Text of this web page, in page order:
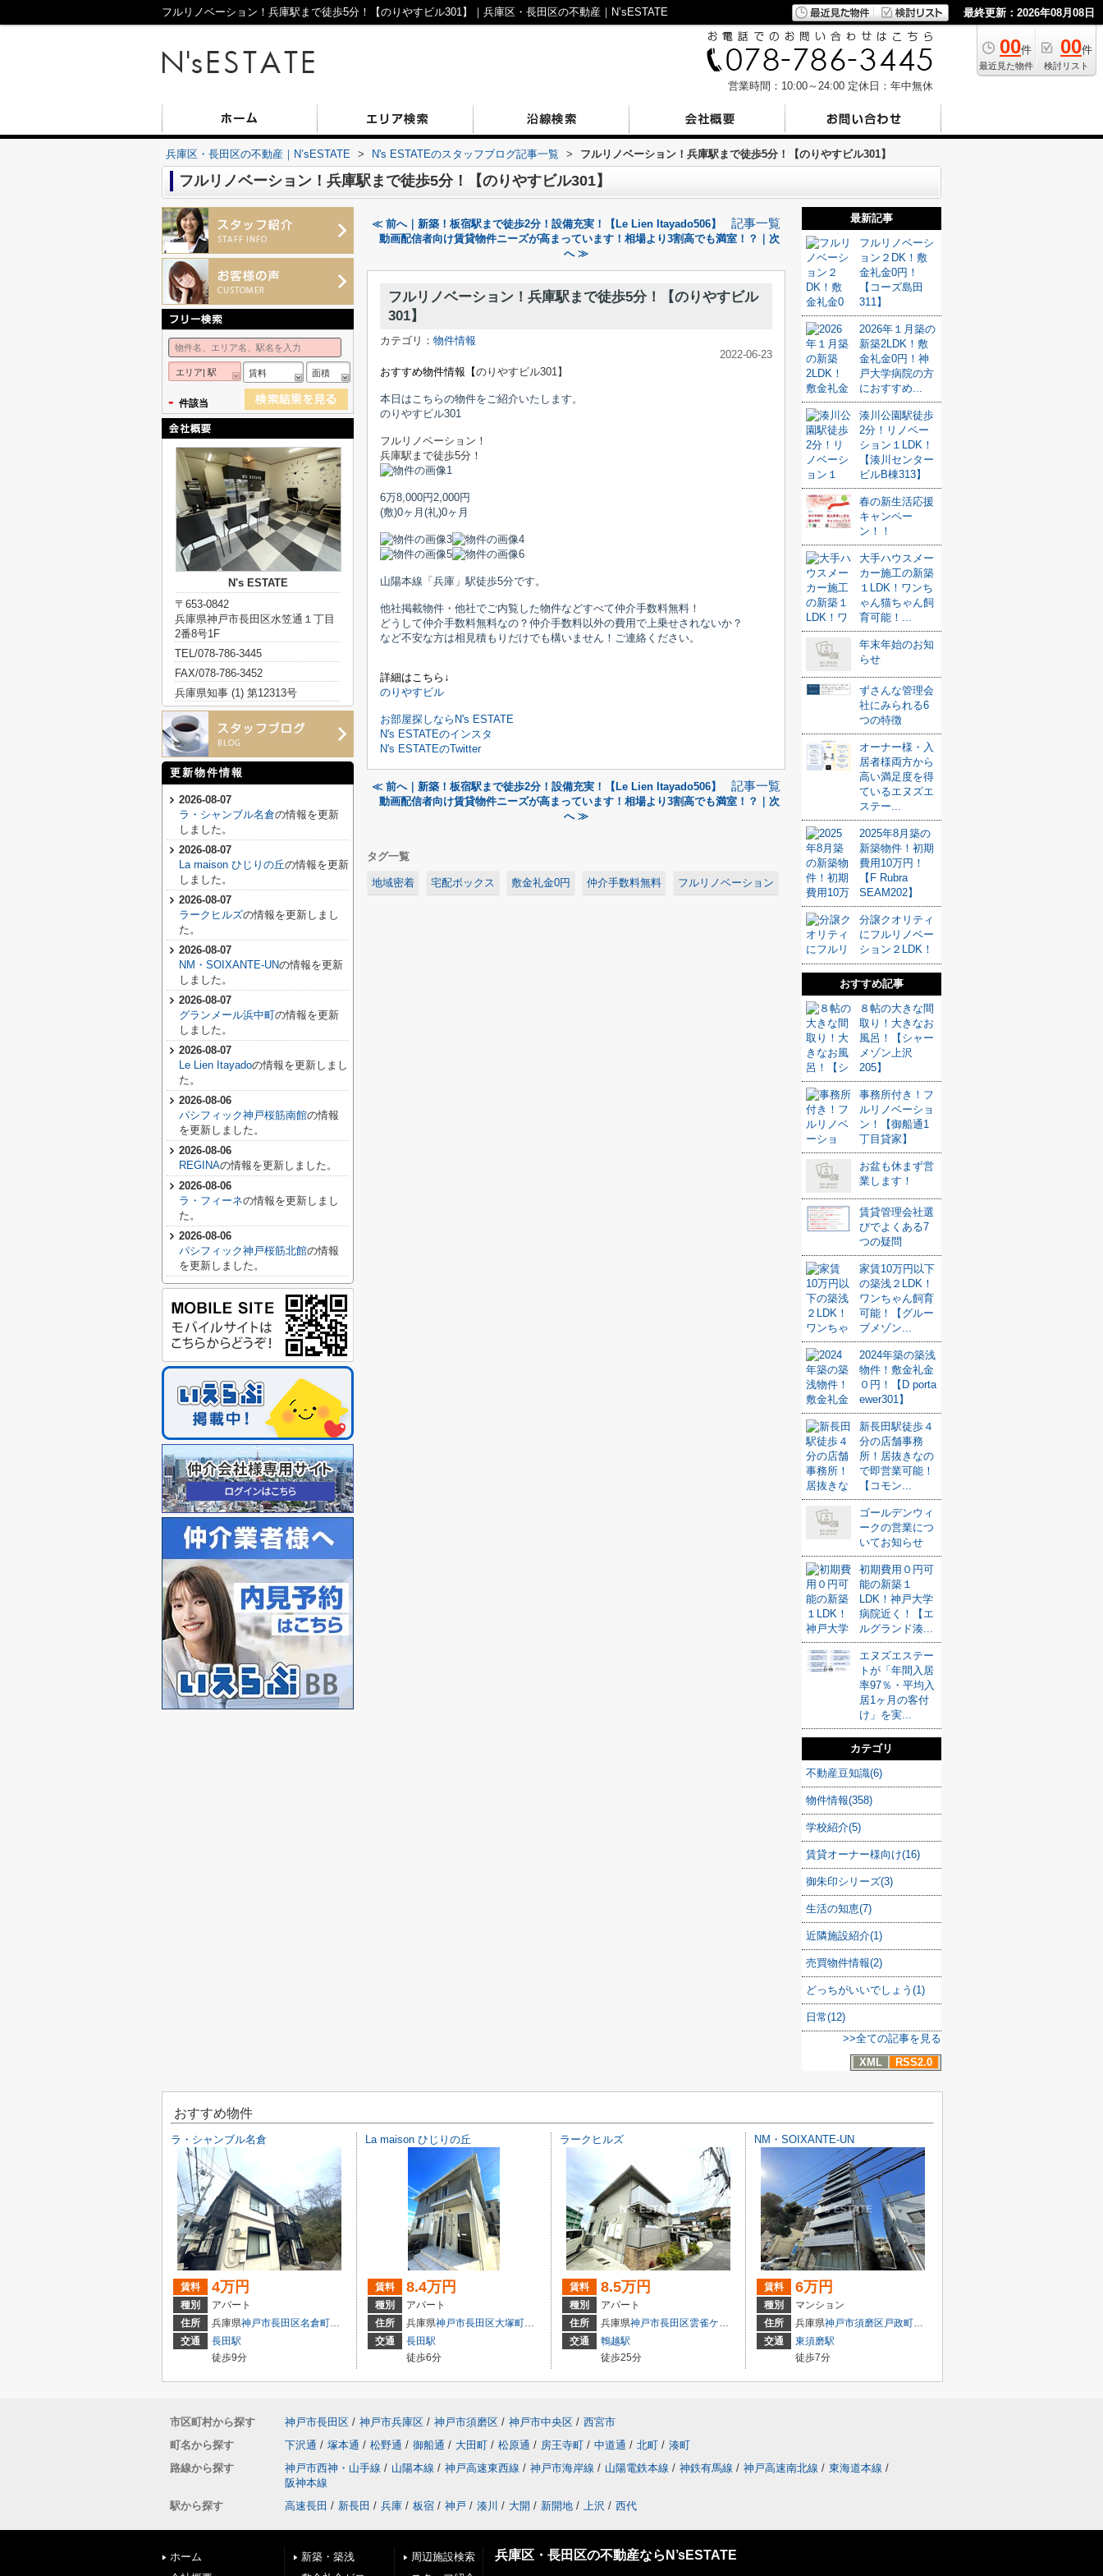
フルリノベーション！兵庫駅まで徒歩5分！【のりやすビル301】｜兵庫区・長田区の不動産｜N’sESTATE 最終更新：2026年08月08日
00件
最近見た物件
00件
検討リスト
営業時間：10:00～24:00 定休日：年中無休
兵庫区・長田区の不動産｜N’sESTATE > N's ESTATEのスタッフブログ記事一覧 > フルリノベーション！兵庫駅まで徒歩5分！【のりやすビル301】
フルリノベーション！兵庫駅まで徒歩5分！【のりやすビル301】
≪ 前へ｜新築！板宿駅まで徒歩2分！設備充実！【Le Lien Itayado506】 記事一覧
動画配信者向け賃貸物件ニーズが高まっています！相場より3割高でも満室！？｜次
へ ≫
フルリノベーション！兵庫駅まで徒歩5分！【のりやすビル
301】
カテゴリ： 物件情報
2022-06-23
おすすめ物件情報【のりやすビル301】
本日はこちらの物件をご紹介いたします。
のりやすビル301
フルリノベーション！
兵庫駅まで徒歩5分！
6万8,000円2,000円
(敷)0ヶ月 (礼)0ヶ月
山陽本線「兵庫」駅徒歩5分です。
他社掲載物件・他社でご内覧した物件などすべて仲介手数料無料！
どうして仲介手数料無料なの？仲介手数料以外の費用で上乗せされないか？
など不安な方は相見積もりだけでも構いません！ご連絡ください。
詳細はこちら↓
のりやすビル
お部屋探しならN's ESTATE
N's ESTATEのインスタ
N's ESTATEのTwitter
≪ 前へ｜新築！板宿駅まで徒歩2分！設備充実！【Le Lien Itayado506】 記事一覧
動画配信者向け賃貸物件ニーズが高まっています！相場より3割高でも満室！？｜次
へ ≫
タグ一覧
地域密着 宅配ボックス 敷金礼金0円 仲介手数料無料 フルリノベーション
最新記事
フルリノベーシ
ョン２DK！敷
金礼金0円！
【コーズ島田
311】
2026年１月築の
新築2LDK！敷
金礼金0円！神
戸大学病院の方
におすすめ...
湊川公園駅徒歩
2分！リノベー
ション１LDK！
【湊川センター
ビルB棟313】
春の新生活応援
キャンペー
ン！！
大手ハウスメー
カー施工の新築
１LDK！ワンち
ゃん猫ちゃん飼
育可能！...
年末年始のお知
らせ
ずさんな管理会
社にみられる6
つの特徴
オーナー様・入
居者様両方から
高い満足度を得
ているエヌズエ
ステー...
2025年8月築の
新築物件！初期
費用10万円！
【F Rubra
SEAM202】
分譲クオリティ
にフルリノベー
ション２LDK！
おすすめ記事
８帖の大きな間
取り！大きなお
風呂！【シャー
メゾン上沢
205】
事務所付き！フ
ルリノベーショ
ン！【御船通1
丁目貸家】
お盆も休まず営
業します！
賃貸管理会社選
びでよくある7
つの疑問
家賃10万円以下
の築浅２LDK！
ワンちゃん飼育
可能！【グルー
ブメゾン...
2024年築の築浅
物件！敷金礼金
０円！【D porta
ewer301】
新長田駅徒歩４
分の店舗事務
所！居抜きなの
で即営業可能！
【コモン...
ゴールデンウィ
ークの営業につ
いてお知らせ
初期費用０円可
能の新築１
LDK！神戸大学
病院近く！【エ
ルグランド湊...
エヌズエステー
トが「年間入居
率97％・平均入
居1ヶ月の客付
け」を実...
カテゴリ
不動産豆知識(6)
物件情報(358)
学校紹介(5)
賃貸オーナー様向け(16)
御朱印シリーズ(3)
生活の知恵(7)
近隣施設紹介(1)
売買物件情報(2)
どっちがいいでしょう(1)
日常(12)
>>全ての記事を見る
XML
RSS2.0
エリア| 駅 賃料 面積
- 件該当
N's ESTATE
〒653-0842
兵庫県神戸市長田区水笠通１丁目
2番8号1F
TEL/078-786-3445
FAX/078-786-3452
兵庫県知事 (1) 第12313号
更新物件情報
2026-08-07
ラ・シャンブル名倉の情報を更新
しました。
2026-08-07
La maison ひじりの丘の情報を更新
しました。
2026-08-07
ラークヒルズの情報を更新しまし
た。
2026-08-07
NM・SOIXANTE-UNの情報を更新
しました。
2026-08-07
グランメール浜中町の情報を更新
しました。
2026-08-07
Le Lien Itayadoの情報を更新しまし
た。
2026-08-06
パシフィック神戸桜筋南館の情報
を更新しました。
2026-08-06
REGINAの情報を更新しました。
2026-08-06
ラ・フィーネの情報を更新しまし
た。
2026-08-06
パシフィック神戸桜筋北館の情報
を更新しました。
おすすめ物件
ラ・シャンブル名倉
賃料 4万円
種別
アパート
住所
兵庫県神戸市長田区名倉町１丁目
交通
長田駅
徒歩9分
La maison ひじりの丘
賃料 8.4万円
種別
アパート
住所
兵庫県神戸市長田区大塚町１丁目
交通
長田駅
徒歩6分
ラークヒルズ
賃料 8.5万円
種別
アパート
住所
兵庫県神戸市長田区雲雀ケ丘
２丁目
交通
鵯越駅
徒歩25分
NM・SOIXANTE-UN
賃料 6万円
種別
マンション
住所
兵庫県神戸市須磨区 戸政町１丁目
交通
東須磨駅
徒歩7分
市区町村から探す 神戸市長田区 / 神戸市兵庫区 / 神戸市須磨区 / 神戸市中央区 / 西宮市
町名から探す
下沢通 / 塚本通 / 松野通 / 御船通 / 大田町 / 松原通 / 房王寺町 / 中道通 / 北町 / 湊町
路線から探す
神戸市西神・山手線 / 山陽本線 / 神戸高速東西線 / 神戸市海岸線 / 山陽電鉄本線 / 神鉄有馬線 / 神戸高速南北線 / 東海道本線 /
阪神本線
駅から探す
高速長田 / 新長田 / 兵庫 / 板宿 / 神戸 / 湊川 / 大開 / 新開地 / 上沢 / 西代
ホーム
新築・築浅
周辺施設検索
兵庫区・長田区の不動産ならN’sESTATE